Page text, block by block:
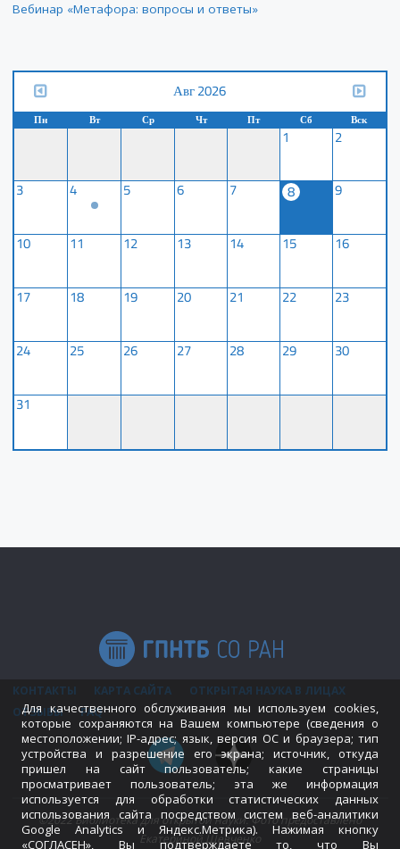
Вебинар «Метафора: вопросы и ответы»
Авг 2026
Пн Вт Ср Чт Пт Сб Вск
1 2
3 4 5 6 7 8 9
10 11 12 13 14 15 16
17 18 19 20 21 22 23
24 25 26 27 28 29 30
31
КОНТАКТЫ КАРТА САЙТА
ОТКРЫТАЯ НАУКА В ЛИЦАХ
ОТЗЫВЫ
FAQ
©2022 Библиотека для открытой науки. Фото предоставлено
Екатериной Шевченко
Для качественного обслуживания мы используем cookies,
которые сохраняются на Вашем компьютере (сведения о
местоположении; IP-адрес; язык, версия ОС и браузера; тип
устройства и разрешение его экрана; источник, откуда
пришел на сайт пользователь; какие страницы
просматривает пользователь; эта же информация
используется для обработки статистических данных
использования сайта посредством систем веб-аналитики
Google Analytics и Яндекс.Метрика). Нажимая кнопку
«СОГЛАСЕН», Вы подтверждаете то, что Вы